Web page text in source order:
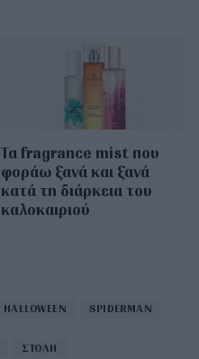
Τα fragrance mist που
φοράω ξανά και ξανά
κατά τη διάρκεια του
καλοκαιριού
HALLOWEEN SPIDERMAN
ΣΤΟΛΗ